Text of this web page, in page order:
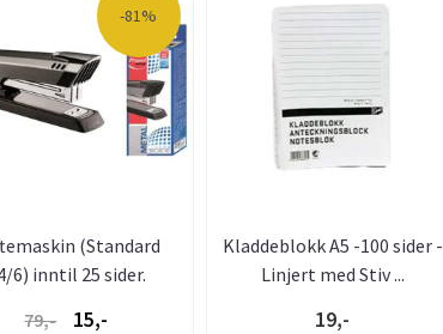
-81%
(Standard
6) inntil 25 sider.
79,-
15,-
Kladdeblokk A5 -100 sider -
Linjert med Stiv ...
19,-